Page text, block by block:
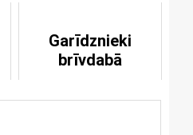
Garīdznieki
brīvdabā